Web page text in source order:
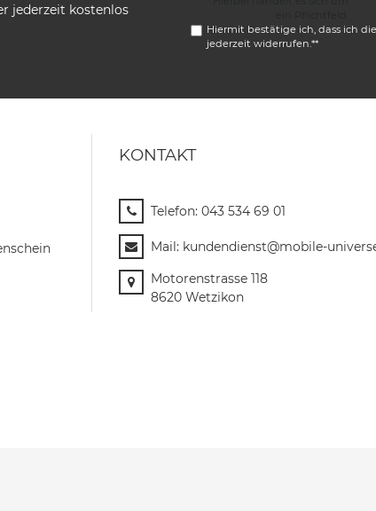
jederzeit kostenlos
Hiermit bestätige ich, dass ich die
jederzeit widerrufen.**
KONTAKT
Telefon: 043 534 69 01
Mail: kundendienst@mobile-
Motorenstrasse 118
8620 Wetzikon